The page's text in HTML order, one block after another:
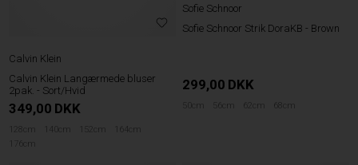
Calvin Klein
Calvin Klein Langærmede bluser
2pak. - Sort/Hvid
349,00 DKK
128cm 140cm 152cm
164cm
176cm
Sofie Schnoor
Sofie Schnoor Strik DoraKB - Brown
299,00 DKK
50cm 56cm 62cm 68cm